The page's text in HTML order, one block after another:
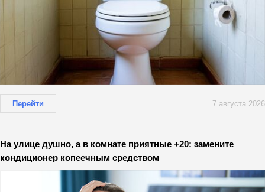
Перейти 7 августа 2026
На улице душно, а в комнате приятные +20: замените
кондиционер копеечным средством